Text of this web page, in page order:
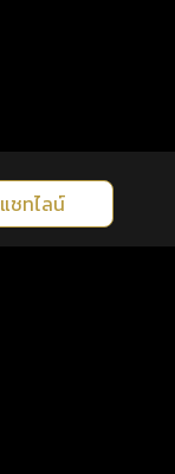
แชทไลน์
บการณ์ที่ดี
คลิกดูดวงฟรี